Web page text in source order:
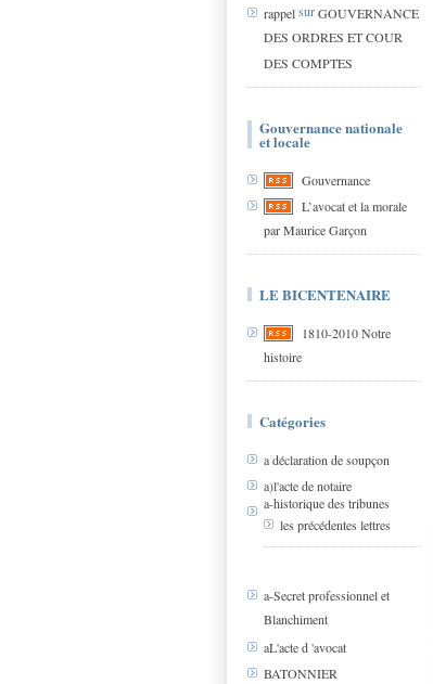
rappelsurGOUVERNANCE
DES ORDRES ET COUR
DES COMPTES
Gouvernance nationale
et locale
Gouvernance
L’avocat et la morale
par Maurice Garçon
LE BICENTENAIRE
1810-2010 Notre
histoire
Catégories
a déclaration de soupçon
a)l'acte de notaire
a-historique des tribunes
les précédentes lettres
a-Secret professionnel et
Blanchiment
aL'acte d 'avocat
BATONNIER